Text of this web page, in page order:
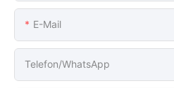
E-Mail
Telefon/WhatsApp